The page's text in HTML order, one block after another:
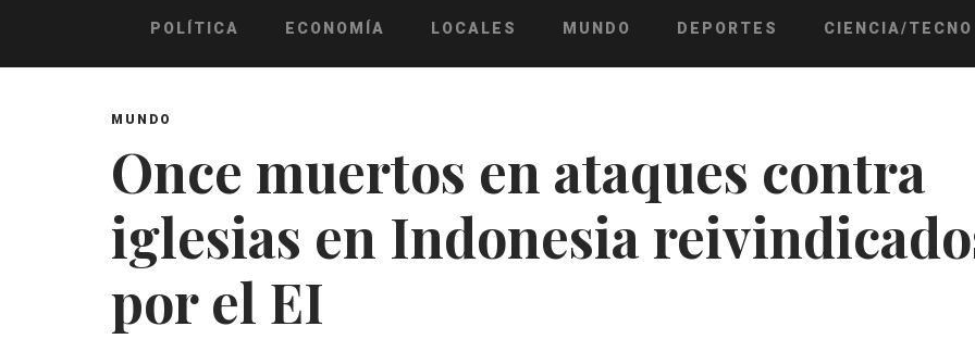
POLÍTICA ECONOMÍA LOCALES MUNDO DEPORTES CIENCIA/TECNO
MUNDO
Once muertos en ataques contra
iglesias en Indonesia
por el EI